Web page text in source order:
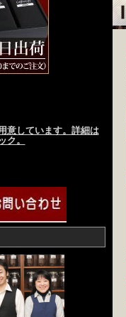
意しています。詳細は
ク。